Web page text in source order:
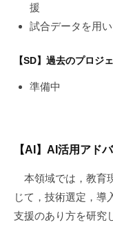
援
試合データを用
【SD】過去のプロジ
準備中
【AI】AI活用アド
本領域では，教育
じて，技術選定，導
支援のあり方を研究